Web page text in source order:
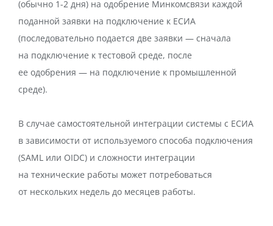
(обычно 1-2 дня) на одобрение Минкомсвязи каждой
поданной заявки на подключение к ЕСИА
(последовательно подается две заявки — сначала
на подключение к тестовой среде, после
ее одобрения — на подключение к промышленной
среде).
В случае самостоятельной интеграции системы с ЕСИА
в зависимости от используемого способа подключения
(SAML или OIDC) и сложности интеграции
на технические работы может потребоваться
от нескольких недель до месяцев работы.